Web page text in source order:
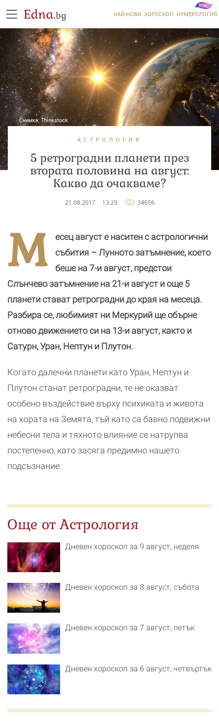
Edna.bg НАЙ-НОВИ ХОРОСКОП НУМЕРОЛОГИЯ
Снимка:Thinkstock
АСТРОЛОГИЯ
5 ретроградни планети през
втората половина на август:
Какво да очакваме?
21.08.2017 13:29 34656
М
есец август е наситен с астрологични
събития – Лунното затъмнение, което
беше на 7-и август, предстои
Слънчево затъмнение на 21-и август и още 5
планети стават ретроградни до края на месеца.
Разбира се, любимият ни Меркурий ще обърне
отново движението си на 13-и август, както и
Сатурн, Уран, Нептун и Плутон.
Когато далечни планети като Уран, Нептун и
Плутон станат ретроградни, те не оказват
особено въздействие върху психиката и живота
на хората на Земята, тъй като са бавно подвижни
небесни тела и тяхното влияние се натрупва
постепенно, като засяга предимно нашето
подсъзнание.
Още от Астрология
Дневен хороскоп за 9 август, неделя
Дневен хороскоп за 8 август, събота
Дневен хороскоп за 7 август, петък
Дневен хороскоп за 6 август, четвъртък